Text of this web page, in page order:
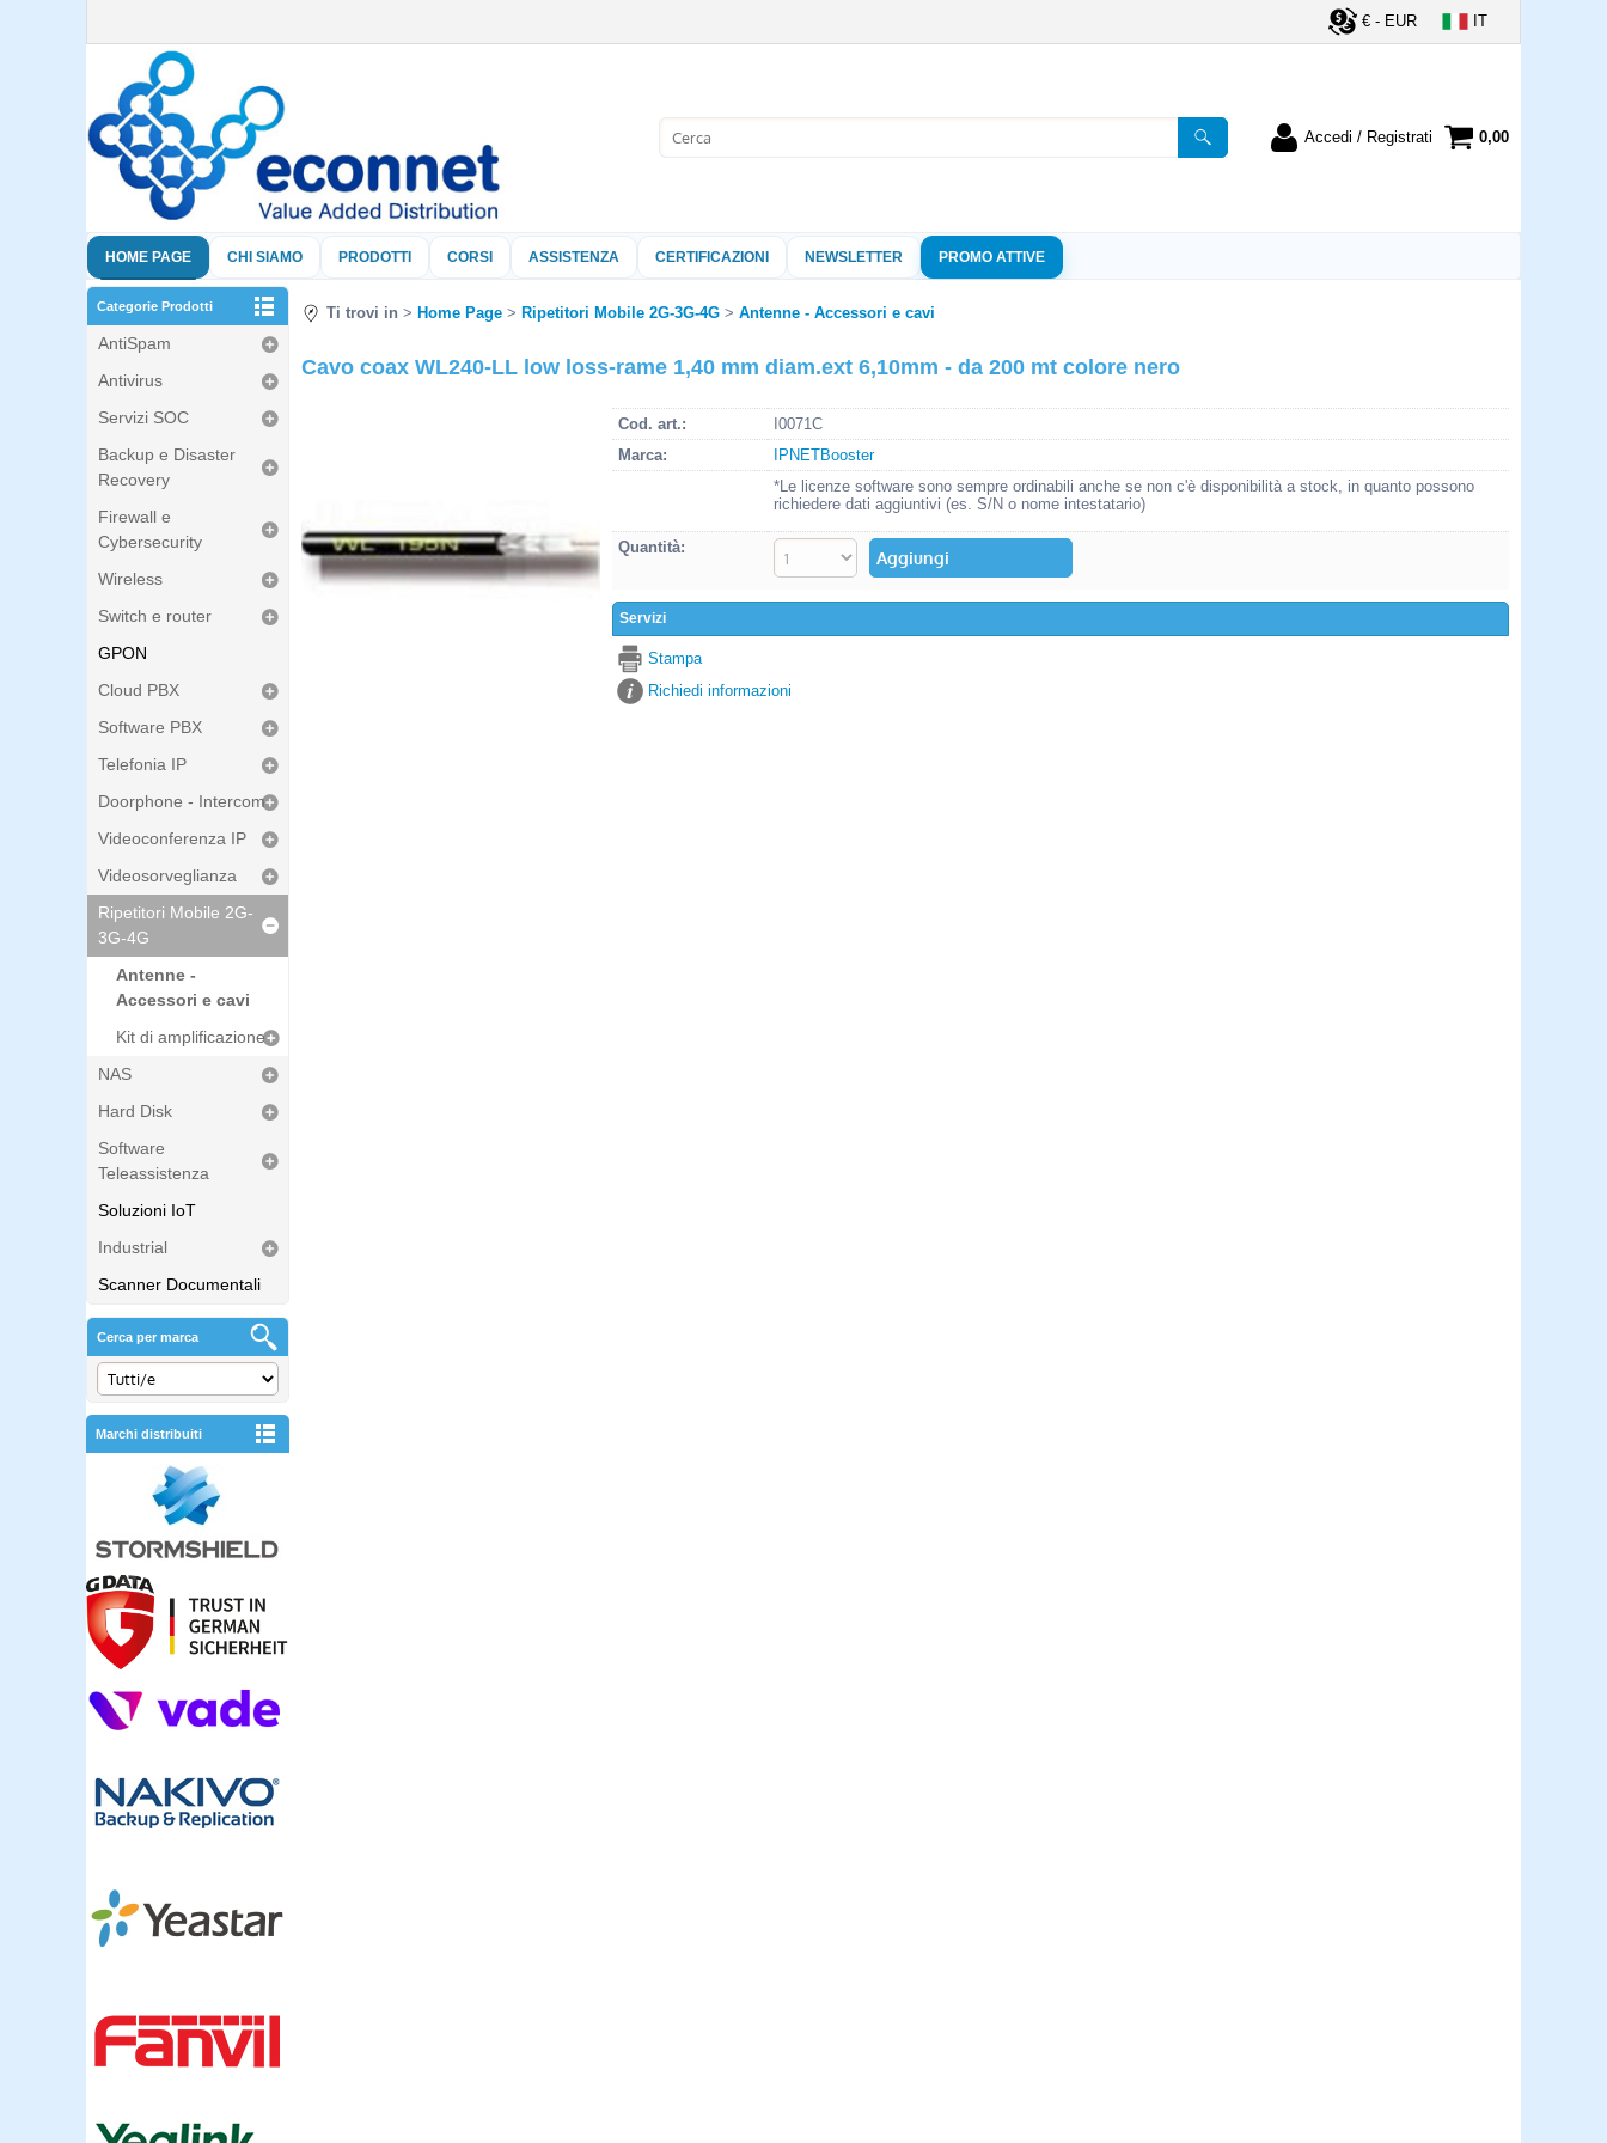
€ - EUR IT
Accedi / Registrati
nome utente e la password e poi
clicca sul pulsante "Accedi"
Password:
Hai perso la password?
0,00
HOME PAGE CHI SIAMO PRODOTTI CORSI ASSISTENZA CERTIFICAZIONI NEWSLETTER PROMO ATTIVE
Categorie Prodotti
AntiSpam
Antivirus
Servizi SOC
Backup e Disaster
Recovery
Firewall e
Cybersecurity
Wireless
Switch e router
GPON
Cloud PBX
Software PBX
Telefonia IP
Doorphone - Intercom
Videoconferenza IP
Videosorveglianza
Ripetitori Mobile 2G-
3G-4G
Antenne -
Accessori e cavi
Kit di amplificazione
NAS
Hard Disk
Software
Teleassistenza
Soluzioni IoT
Industrial
Scanner Documentali
Cerca per marca
Marchi distribuiti
Ti trovi in Home Page Ripetitori Mobile 2G-3G-4G Antenne - Accessori e cavi
Cavo coax WL240-LL low loss-rame 1,40 mm diam.ext 6,10mm - da 200 mt colore nero
Cod. art.:
I0071C
Marca:
IPNETBooster
*Le licenze software sono sempre ordinabili anche se non c'è disponibilità a stock, in quanto possono
richiedere dati aggiuntivi (es. S/N o nome intestatario)
Quantità:
Servizi
Stampa
Richiedi informazioni